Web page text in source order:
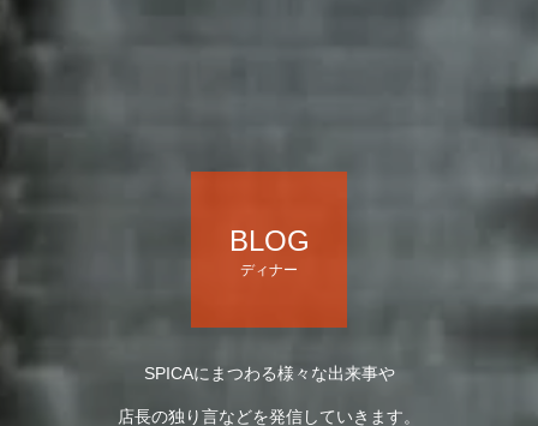
BLOG
ディナー
SPICAにまつわる様々な出来事や
店長の独り言などを発信していきます。